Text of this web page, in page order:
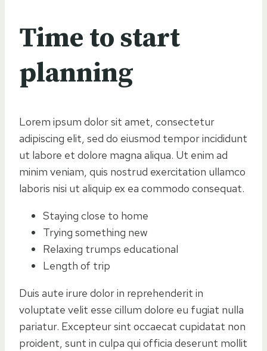
Time to start
planning
Lorem ipsum dolor sit amet, consectetur
adipiscing elit, sed do eiusmod tempor incididunt
ut labore et dolore magna aliqua. Ut enim ad
minim veniam, quis nostrud exercitation ullamco
laboris nisi ut aliquip ex ea commodo consequat.
Staying close to home
Trying something new
Relaxing trumps educational
Length of trip
Duis aute irure dolor in reprehenderit in
voluptate velit esse cillum dolore eu fugiat nulla
pariatur. Excepteur sint occaecat cupidatat non
proident, sunt in culpa qui officia deserunt mollit